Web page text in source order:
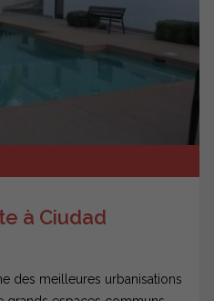
à Ciudad
des meilleures urbanisations